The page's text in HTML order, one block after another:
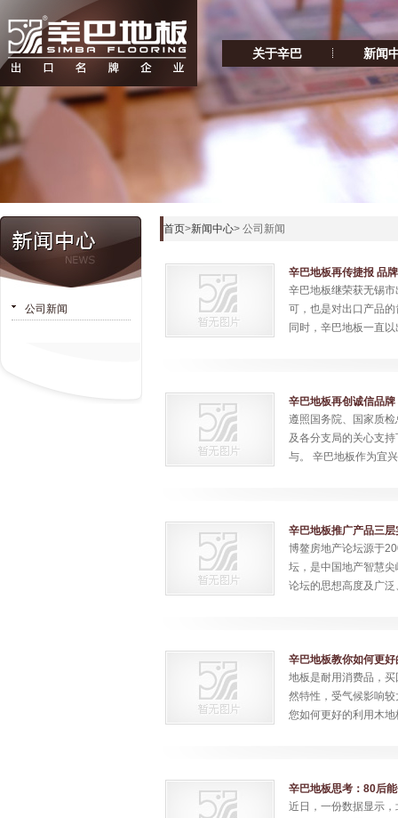
关于辛巴 新闻
公司新闻
首页>新闻中心> 公司新闻
辛巴地板再传捷报 品
辛巴地板继荣获无锡
可，也是对出口产品
同时，辛巴地板一直
辛巴地板再创诚信品
遵照国务院、国家质
及各分支局的关心支
与。 辛巴地板作为宜
辛巴地板推广产品三
博鳌房地产论坛源于
坛，是中国地产智慧
论坛的思想高度及广
辛巴地板教你如何更
地板是耐用消费品，
然特性，受气候影响
您如何更好的利用木
辛巴地板思考：80后
近日，一份数据显示